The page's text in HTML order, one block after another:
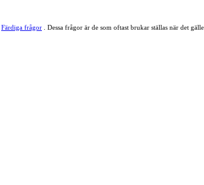
Färdiga frågor . Dessa frågor är de som oftast brukar ställas när det